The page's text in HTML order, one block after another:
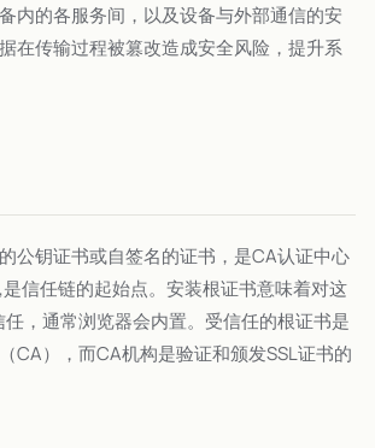
内的各服务间，以及设备与外部通信的安
在传输过程被篡改造成安全风险，提升系
公钥证书或自签名的证书，是CA认证中心
信任链的起始点。安装根证书意味着对这
，通常浏览器会内置。受信任的根证书是
CA），而CA机构是验证和颁发SSL证书的